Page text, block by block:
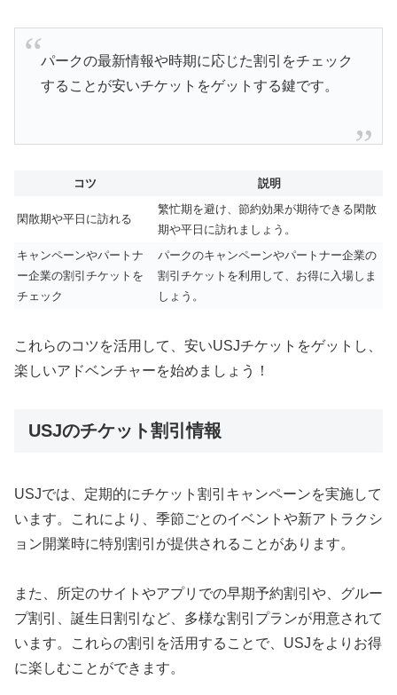
パークの最新情報や時期に応じた割引をチェック
することが安いチケットをゲットする鍵です。
コツ 説明
閑散期や平日に訪れる
繁忙期を避け、節約効果が期待できる閑散
期や平日に訪れましょう。
キャンペーンやパートナ
ー企業の割引チケットを
チェック
パークのキャンペーンやパートナー企業の
割引チケットを利用して、お得に入場しま
しょう。
これらのコツを活用して、安いUSJチケットをゲットし、
楽しいアドベンチャーを始めましょう！
USJのチケット割引情報
USJでは、定期的にチケット割引キャンペーンを実施して
います。これにより、季節ごとのイベントや新アトラクシ
ョン開業時に特別割引が提供されることがあります。
また、所定のサイトやアプリでの早期予約割引や、グルー
プ割引、誕生日割引など、多様な割引プランが用意されて
います。これらの割引を活用することで、USJをよりお得
に楽しむことができます。